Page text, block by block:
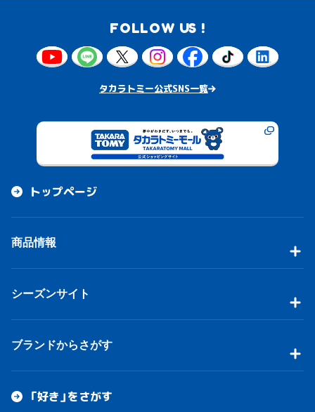
FOLLOW US !
タカラトミー公式SNS一覧
トップページ
商品情報
シーズンサイト
ブランドからさがす
「好き」をさがす